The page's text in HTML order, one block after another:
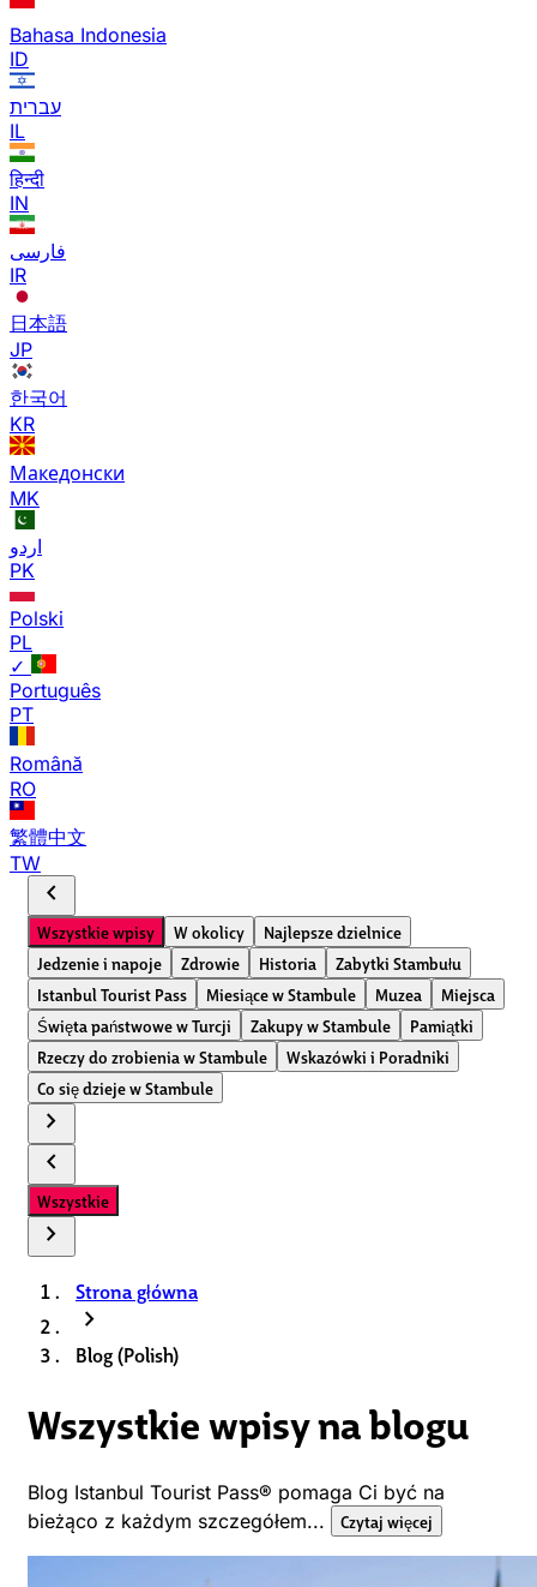
Bahasa Indonesia
ID
עברית
IL
हिन्दी
IN
فارسی
IR
日本語
JP
한국어
KR
Македонски
MK
اردو
PK
Polski
PL
✓
Português
PT
Română
RO
繁體中文
TW
chevron_left
Wszystkie wpisy W okolicy
Najlepsze dzielnice
Jedzenie i napoje
Zdrowie Historia
Zabytki Stambułu
Istanbul Tourist Pass
Miesiące w Stambule Muzea
Miejsca
Święta państwowe w Turcji
Zakupy w Stambule
Pamiątki
Rzeczy do zrobienia w Stambule
Wskazówki i Poradniki
Co się dzieje w Stambule
chevron_right
chevron_left
Wszystkie
chevron_right
Strona główna
chevron_right
Blog (Polish)
Wszystkie wpisy na blogu
Blog Istanbul Tourist Pass® pomaga Ci być na
bieżąco z każdym szczegółem...
Czytaj więcej